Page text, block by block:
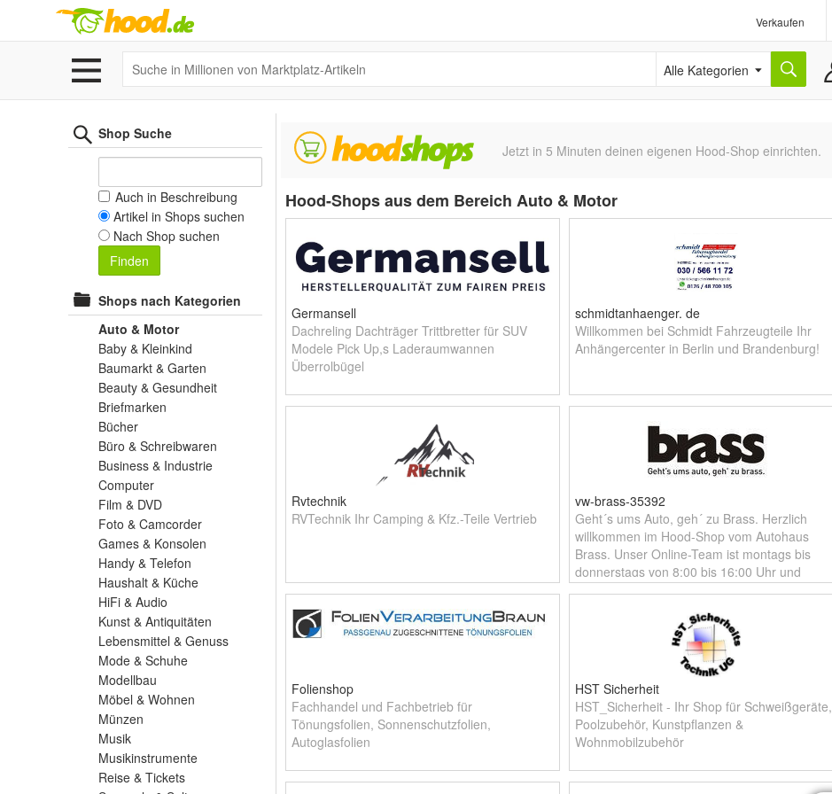
Verkaufen
Alle Kategorien
Shop Suche
Auch in Beschreibung
Artikel in Shops suchen
Nach Shop suchen
Finden
Shops nach Kategorien
Auto & Motor
Baby & Kleinkind
Baumarkt & Garten
Beauty & Gesundheit
Briefmarken
Bücher
Büro & Schreibwaren
Business & Industrie
Computer
Film & DVD
Foto & Camcorder
Games & Konsolen
Handy & Telefon
Haushalt & Küche
HiFi & Audio
Kunst & Antiquitäten
Lebensmittel & Genuss
Mode & Schuhe
Modellbau
Möbel & Wohnen
Münzen
Musik
Musikinstrumente
Reise & Tickets
Jetzt in 5 Minuten deinen eigenen Hood-Shop einrichten.
Hood-Shops aus dem Bereich Auto & Motor
Germansell
Dachreling Dachträger Trittbretter für SUV
Modele Pick Up,s Laderaumwannen
Überrolbügel
schmidtanhaenger. de
Willkommen bei Schmidt Fahrzeugteile Ihr
Anhängercenter in Berlin und Brandenburg!
Rvtechnik
RVTechnik Ihr Camping & Kfz.-Teile Vertrieb
vw-brass-35392
Geht´s ums Auto, geh´ zu Brass. Herzlich
willkommen im Hood-Shop vom Autohaus
Brass. Unser Online-Team ist montags bis
donnerstags von 8:00 bis 16:00 Uhr und
freitags bis 14:00 Uhr für Sie erreichb
Folienshop
Fachhandel und Fachbetrieb für
Tönungsfolien, Sonnenschutzfolien,
Autoglasfolien
HST Sicherheit
HST_Sicherheit - Ihr Shop für Schweißgeräte,
Poolzubehör, Kunstpflanzen &
Wohnmobilzubehör